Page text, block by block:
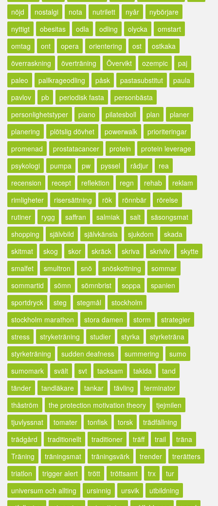
nöjd
nostalgi nota nutrilett nyår
nybörjare
nyttigt
obesitas odla odling olycka
omstart
omtag
ont opera orientering ost
ostkaka
överraskning
överträning Övervikt ozempic
paj
paleo
pallkrageodling påsk pastasubstitut
paula
pavlov
pb periodisk fasta
personbästa
personlighetstyper
piano pilatesboll plan
planer
planering
plötslig dövhet powerwalk
prioriteringar
promenad
prostatacancer protein
protein leverage
psykologi
pumpa pw pyssel rådjur
rea
recension
recept reflektion regn rehab
reklam
rimligheter
risersättning rök rönnbär
rörelse
rutiner
rygg saffran salmiak salt
säsongsmat
shopping
självbild självkänsla sjukdom
skada
skitmat
skog skor skräck skriva skrivliv
skytte
smalfet
smultron snö snöskottning
sommar
sommartid
sömn sömnbrist soppa
spanien
sportdryck
steg stegmål
stockholm
stockholm marathon
stora damen storm
strategier
stress
stryketräning studier styrka
styrketräna
styrketräning
sudden deafness summering
sumo
sumomark
svält svt tacksam takida
tand
tänder
tandläkare tankar tävling
terminator
thåström
the protection motivation theory
tjejmilen
tjuvlyssnat
tomater tonfisk torsk
trädfällning
trädgård
traditionellt traditioner träff trail
träna
Träning
träningsmat träningsvärk trender
trerätters
triatlon
trigger alert trött tröttsamt trx
tur
universum och allting
ursinnig ursvik
utbildning